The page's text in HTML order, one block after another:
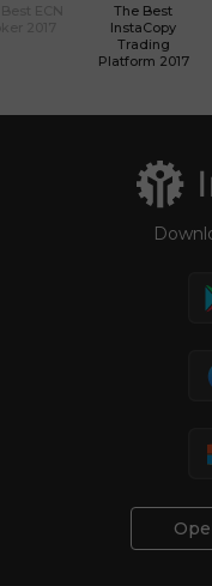
The Best
InstaCopy
Trading
Platform 2017